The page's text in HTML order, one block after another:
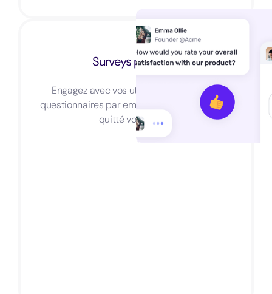
Surveys par Email
Engagez avec vos utilisateurs avec des
questionnaires par email même s'ils ont déjà
quitté votre app.